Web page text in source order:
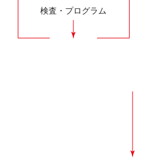
検査・プログラム